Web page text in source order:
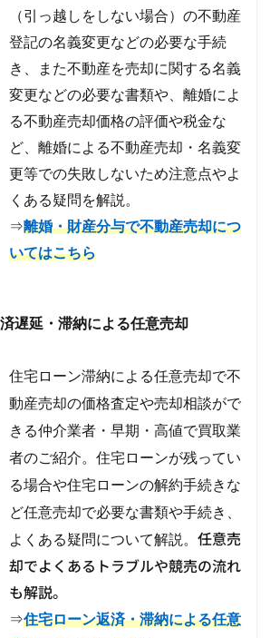
（引っ越しをしない場合）の不動産
登記の名義変更などの必要な手続
き、また不動産を売却に関する名義
変更などの必要な書類や、離婚によ
る不動産売却価格の評価や税金な
ど、離婚による不動産売却・名義変
更等での失敗しないため注意点やよ
くある疑問を解説。
⇒離婚・財産分与で不動産売却につ
いてはこちら
遅延・滞納による任意売却
住宅ローン滞納による任意売却で不
動産売却の価格査定や売却相談がで
きる仲介業者・早期・高値で買取業
者のご紹介。住宅ローンが残ってい
る場合や住宅ローンの解約手続きな
ど任意売却で必要な書類や手続き、
よくある疑問について解説。任意売
却でよくあるトラブルや競売の流れ
も解説。
⇒住宅ローン返済・滞納による任意